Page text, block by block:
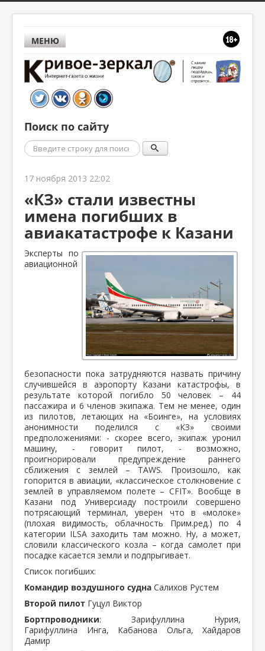
МЕНЮ
Поиск по сайту
Поиск
17 ноября 2013 22:02
«КЗ» стали известны
имена погибших в
авиакатастрофе к Казани
Эксперты по
авиационной
безопасности пока затрудняются назвать причину
случившейся в аэропорту Казани катастрофы, в
результате которой погибло 50 человек – 44
пассажира и 6 членов экипажа. Тем не менее, один
из пилотов, летающих на «Боинге», на условиях
анонимности поделился с «КЗ» своими
предположениями: - скорее всего, экипаж уронил
машину, - говорит пилот, - возможно,
проигнорировали предупреждение раннего
сближения с землей – TAWS. Произошло, как
гопорится в авиации, «классическое столкновение с
землей в управляемом полете – CFIТ». Вообще в
Казани под Универсиаду построили совершено
потрясающий терминал, уверен что в «молоке»
(плохая видимость, облачность Прим.ред.) по 4
категории ILSA заходить там можно. Ну, а может,
словили классического козла – когда самолет при
посадке касается земли и подпрыгивает.
Список погибших:
Командир воздушного судна Салихов Рустем
Второй пилот Гуцул Виктор
Бортпроводники: Зарифуллина Нурия,
Гарифуллина Инга, Кабанова Ольга, Хайдаров
Дамир